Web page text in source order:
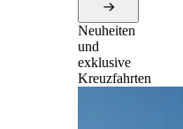
Neuheiten
und
exklusive
Kreuzfahrten